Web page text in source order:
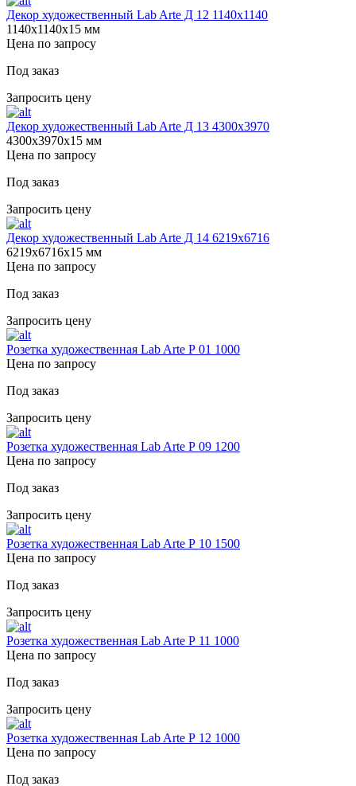
Декор художественный Lab Arte Д 12 1140х1140
1140х1140х15 мм
Цена по запросу
Под заказ
Запросить цену
Декор художественный Lab Arte Д 13 4300х3970
4300х3970х15 мм
Цена по запросу
Под заказ
Запросить цену
Декор художественный Lab Arte Д 14 6219х6716
6219х6716х15 мм
Цена по запросу
Под заказ
Запросить цену
Розетка художественная Lab Arte Р 01 1000
Цена по запросу
Под заказ
Запросить цену
Розетка художественная Lab Arte Р 09 1200
Цена по запросу
Под заказ
Запросить цену
Розетка художественная Lab Arte Р 10 1500
Цена по запросу
Под заказ
Запросить цену
Розетка художественная Lab Arte Р 11 1000
Цена по запросу
Под заказ
Запросить цену
Розетка художественная Lab Arte Р 12 1000
Цена по запросу
Под заказ